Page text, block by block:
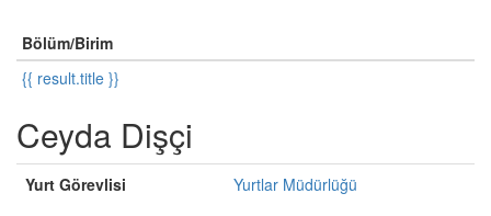
Bölüm/Birim
{{ result.title }}
Ceyda Dişçi
Yurt Görevlisi Yurtlar Müdürlüğü